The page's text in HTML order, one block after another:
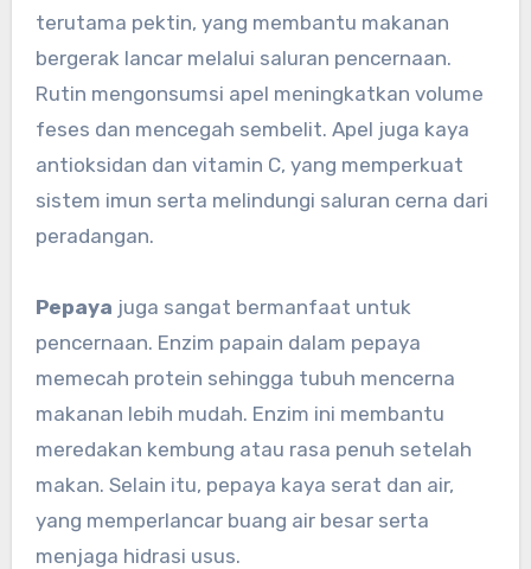
terutama pektin, yang membantu makanan
bergerak lancar melalui saluran pencernaan.
Rutin mengonsumsi apel meningkatkan volume
feses dan mencegah sembelit. Apel juga kaya
antioksidan dan vitamin C, yang memperkuat
sistem imun serta melindungi saluran cerna dari
peradangan.
Pepaya juga sangat bermanfaat untuk
pencernaan. Enzim papain dalam pepaya
memecah protein sehingga tubuh mencerna
makanan lebih mudah. Enzim ini membantu
meredakan kembung atau rasa penuh setelah
makan. Selain itu, pepaya kaya serat dan air,
yang memperlancar buang air besar serta
menjaga hidrasi usus.